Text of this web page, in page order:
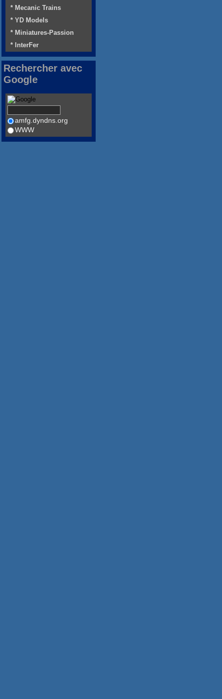
* Mecanic Trains
* YD Models
* Miniatures-Passion
* InterFer
Rechercher avec
Google
amfg.dyndns.org
WWW